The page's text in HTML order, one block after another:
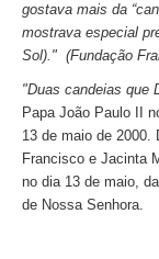
gostava mais da
mostrava especial
Sol)." (Fundação
"Duas candeias que
Papa João Paulo II
13 de maio de 2000.
Francisco e Jacinta
no dia 13 de maio,
de Nossa Senhora.